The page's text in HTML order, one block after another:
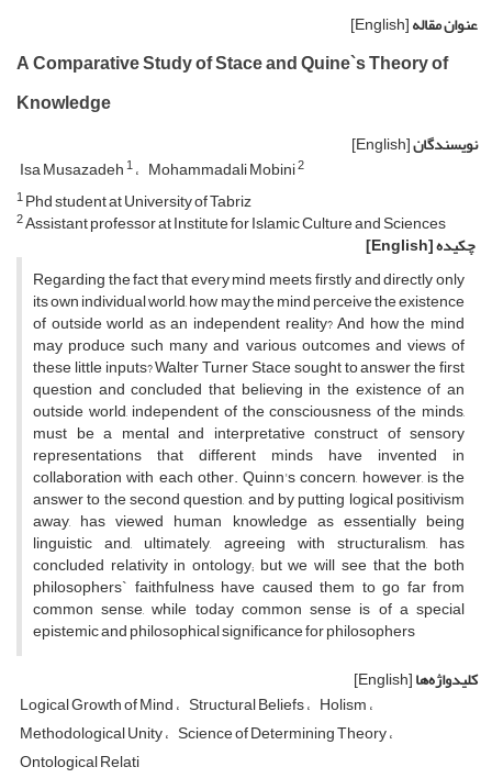
عنوان مقاله[English]
A Comparative Study of Stace and Quine`s Theory of
Knowledge
نویسندگان[English]
Isa Musazadeh1 Mohammadali Mobini2
1Phd student at University of Tabriz
2Assistant professor at Institute for Islamic Culture and Sciences
چکیده[English]
Regarding the fact that every mind meets firstly and directly only
its own individual world, how may the mind perceive the existence
of outside world as an independent reality? And how the mind
may produce such many and various outcomes and views of
these little inputs? Walter Turner Stace sought to answer the first
question and concluded that believing in the existence of an
outside world, independent of the consciousness of the minds,
must be a mental and interpretative construct of sensory
representations that different minds have invented in
collaboration with each other. Quinn's concern, however, is the
answer to the second question, and by putting logical positivism
away, has viewed human knowledge as essentially being
linguistic and, ultimately, agreeing with structuralism, has
concluded relativity in ontology; but we will see that the both
philosophers` faithfulness have caused them to go far from
common sense, while today common sense is of a special
epistemic and philosophical significance for philosophers
کلیدواژه‌ها[English]
Logical Growth of Mind Structural Beliefs Holism
Methodological Unity Science of Determining Theory
Ontological Relati